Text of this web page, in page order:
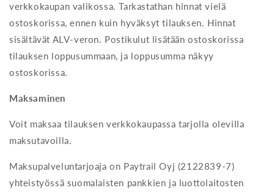
verkkokaupan valikossa. Tarkastathan hinnat vielä
ostoskorissa, ennen kuin hyväksyt tilauksen. Hinnat
sisältävät ALV-veron. Postikulut lisätään ostoskorissa
tilauksen loppusummaan, ja loppusumma näkyy
ostoskorissa.
Maksaminen
Voit maksaa tilauksen verkkokaupassa tarjolla olevilla
maksutavoilla.
Maksupalveluntarjoaja on Paytrail Oyj (2122839-7)
yhteistyössä suomalaisten pankkien ja luottolaitosten